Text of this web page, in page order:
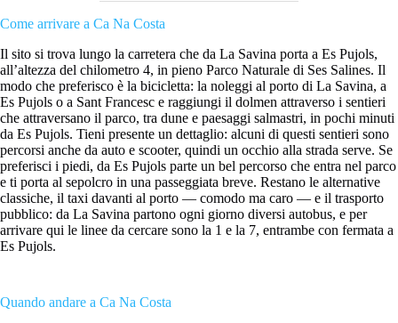
Come arrivare a Ca Na Costa
Il sito si trova lungo la carretera che da La Savina porta a Es Pujols,
all’altezza del chilometro 4, in pieno Parco Naturale di Ses Salines. Il
modo che preferisco è la bicicletta: la noleggi al porto di La Savina, a
Es Pujols o a Sant Francesc e raggiungi il dolmen attraverso i sentieri
che attraversano il parco, tra dune e paesaggi salmastri, in pochi minuti
da Es Pujols. Tieni presente un dettaglio: alcuni di questi sentieri sono
percorsi anche da auto e scooter, quindi un occhio alla strada serve. Se
preferisci i piedi, da Es Pujols parte un bel percorso che entra nel parco
e ti porta al sepolcro in una passeggiata breve. Restano le alternative
classiche, il taxi davanti al porto — comodo ma caro — e il trasporto
pubblico: da La Savina partono ogni giorno diversi autobus, e per
arrivare qui le linee da cercare sono la 1 e la 7, entrambe con fermata a
Es Pujols.
Quando andare a Ca Na Costa